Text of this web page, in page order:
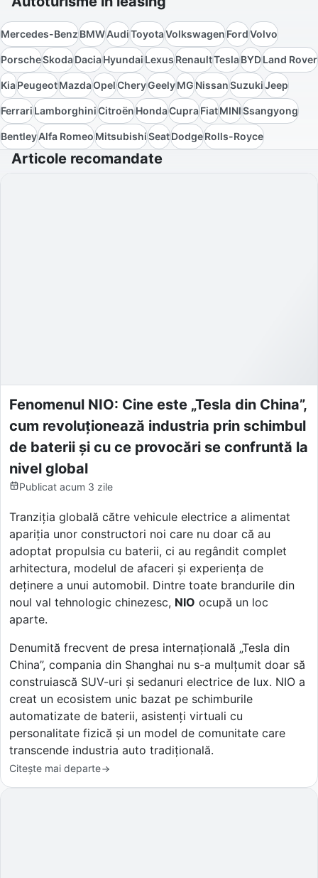
Mercedes-BenzBMWAudiToyotaVolkswagenFordVolvo
PorscheSkodaDaciaHyundaiLexusRenaultTeslaBYDLand Rover
KiaPeugeotMazdaOpelCheryGeelyMGNissanSuzukiJeep
FerrariLamborghiniCitroënHondaCupraFiatMINISsangyong
BentleyAlfa RomeoMitsubishiSeatDodgeRolls-Royce
Articole recomandate
Fenomenul NIO: Cine este „Tesla din China”,
cum revoluționează industria prin schimbul
de baterii și cu ce provocări se confruntă la
nivel global
Publicat acum 3 zile
Tranziția globală către vehicule electrice a alimentat
apariția unor constructori noi care nu doar că au
adoptat propulsia cu baterii, ci au regândit complet
arhitectura, modelul de afaceri și experiența de
deținere a unui automobil. Dintre toate brandurile din
noul val tehnologic chinezesc, NIO ocupă un loc
aparte.
Denumită frecvent de presa internațională „Tesla din
China”, compania din Shanghai nu s-a mulțumit doar să
construiască SUV-uri și sedanuri electrice de lux. NIO a
creat un ecosistem unic bazat pe schimburile
automatizate de baterii, asistenți virtuali cu
personalitate fizică și un model de comunitate care
transcende industria auto tradițională.
Citește mai departe